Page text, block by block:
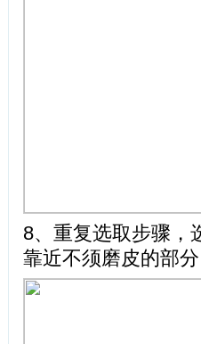
8、重复选取步骤，
靠近不须磨皮的部分